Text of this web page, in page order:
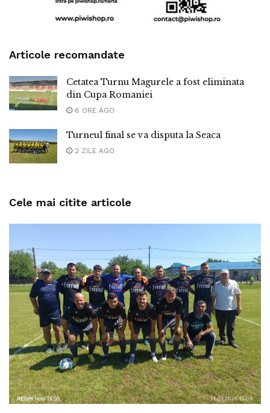
Articole recomandate
Cetatea Turnu Magurele a fost eliminata
din Cupa Romaniei
6 ORE AGO
Turneul final se va disputa la Seaca
2 ZILE AGO
Cele mai citite articole